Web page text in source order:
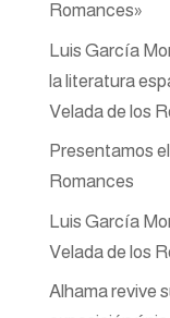
Romances»
Luis García
la literatura
Velada de los
Presentamos
Romances
Luis García
Velada de los
Alhama revive